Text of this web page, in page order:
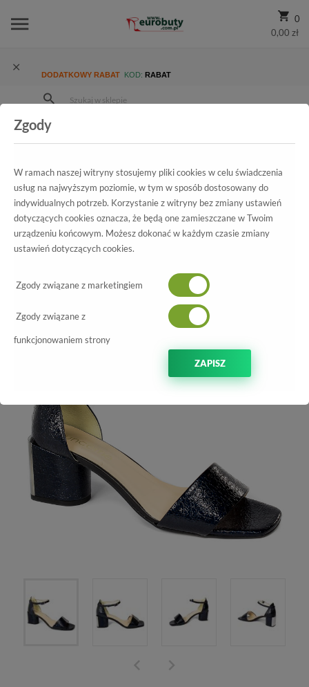
0
0,00 zł
DODATKOWY RABAT KOD: RABAT
Kolekcja damska
Sandały Sandały Uncome 34351 Liguria
Wszystkie produkty
Sandały Uncome
Zgody
W ramach naszej witryny stosujemy pliki cookies w celu świadczenia
usług na najwyższym poziomie, w tym w sposób dostosowany do
indywidualnych potrzeb. Korzystanie z witryny bez zmiany ustawień
dotyczących cookies oznacza, że będą one zamieszczane w Twoim
urządzeniu końcowym. Możesz dokonać w każdym czasie zmiany
ustawień dotyczących cookies.
Zgody związane z marketingiem
Zgody związane z
funkcjonowaniem strony
ZAPISZ